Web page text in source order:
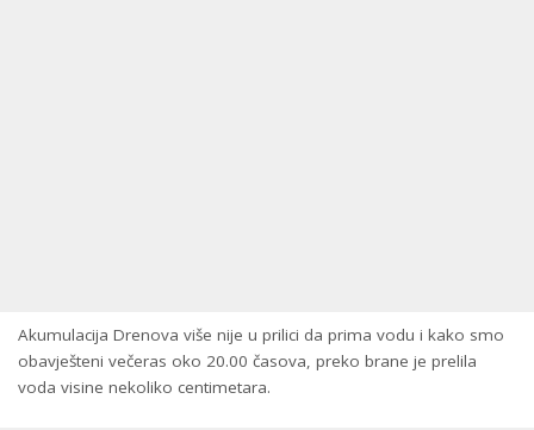
Akumulacija Drenova više nije u prilici da prima vodu i kako smo
obavješteni večeras oko 20.00 časova, preko brane je prelila
voda visine nekoliko centimetara.